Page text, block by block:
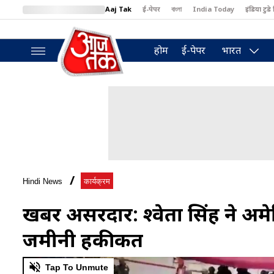
Aaj Tak ई-पेपर বাংলা India Today इंडिया टुडे
BT Bazaar
होम ई-पेपर भारत
Hindi News कार्यक्रम
खबरें असरदार: श्वेता सिंह ने
जमीनी हकीकत
0
of
Tap To Unmute